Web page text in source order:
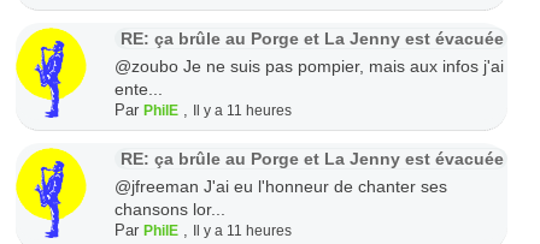
RE: ça brûle au Porge et La Jenny est évacuée
@zoubo Je ne suis pas pompier, mais aux infos j'ai
ente...
Par PhilE, Il y a 11 heures
RE: ça brûle au Porge et La Jenny est évacuée
@jfreeman J'ai eu l'honneur de chanter ses
chansons lor...
Par PhilE, Il y a 11 heures